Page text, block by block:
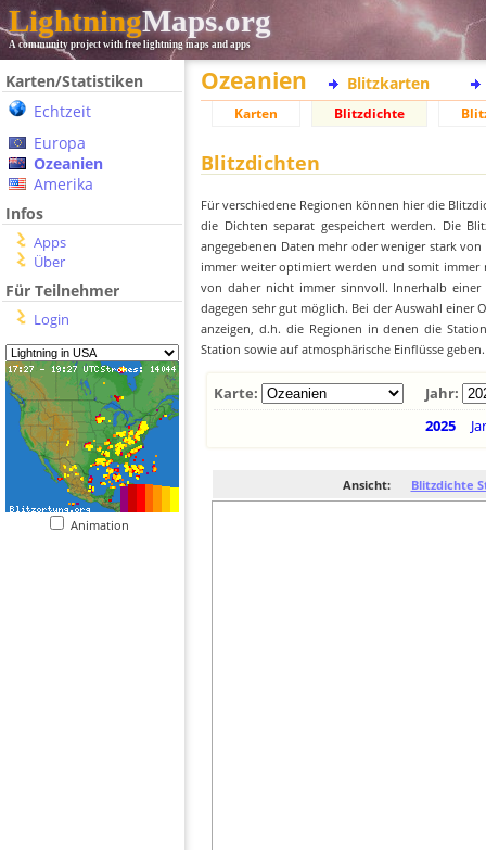
LightningMaps.org
A community project with free lightning maps and apps
Karten/Statistiken
Echtzeit
Europa
Ozeanien
Amerika
Infos
Apps
Über
Für Teilnehmer
Login
Animation
Ozeanien Blitzkarten
Karten Blitzdichte
Blitzdichten
Für verschiedene Regionen können hier die
die Dichten separat gespeichert werden. Die
angegebenen Daten mehr oder weniger stark
immer weiter optimiert werden und somit immer
von daher nicht immer sinnvoll. Innerhalb einer
dagegen sehr gut möglich. Bei der Auswahl einer
anzeigen, d.h. die Regionen in denen die
Station sowie auf atmosphärische Einflüsse geben.
Karte:
Jahr:
2025
Ansicht: Blitzdichte